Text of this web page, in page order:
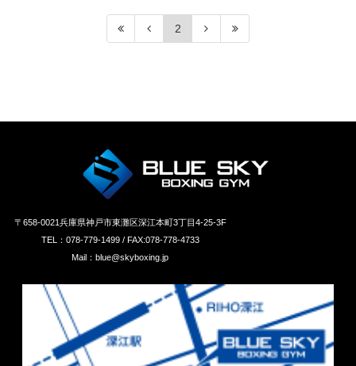
2
〒658‐0021兵庫県神戸市東灘区深江本町3丁目4-25-3F
TEL：078-779-1499 / FAX:078-778-4733
Mail：blue@skyboxing.jp